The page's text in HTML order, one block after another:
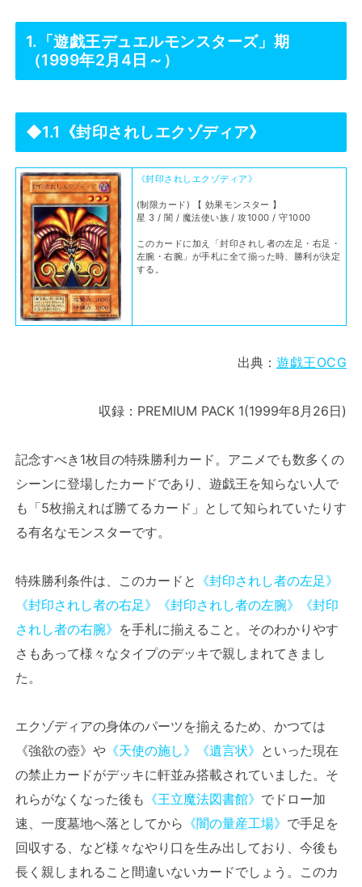
1.「遊戯王デュエルモンスターズ」期
（1999年2月4日～）
◆1.1《封印されしエクゾディア》
《封印されしエクゾディア》
(制限カード) 【 効果モンスター 】
星 3 / 闇 / 魔法使い族 / 攻1000 / 守1000
このカードに加え「封印されし者の左足・右足・
左腕・右腕」が手札に全て揃った時、勝利が決定
する。
出典：遊戯王OCG
収録：PREMIUM PACK 1(1999年8月26日)
記念すべき1枚目の特殊勝利カード。アニメでも数多くの
シーンに登場したカードであり、遊戯王を知らない人で
も「5枚揃えれば勝てるカード」として知られていたりす
る有名なモンスターです。
特殊勝利条件は、このカードと 《封印されし者の左足》
《封印されし者の右足》
《封印されし者の左腕》
《封印
されし者の右腕》 を手札に揃えること。そのわかりやす
さもあって様々なタイプのデッキで親しまれてきまし
た。
エクゾディアの身体のパーツを揃えるため、かつては
《強欲の壺》や 《天使の施し》 《遺言状》 といった現在
の禁止カードがデッキに軒並み搭載されていました。そ
れらがなくなった後も 《王立魔法図書館》 でドロー加
速、一度墓地へ落としてから 《闇の量産工場》 で手足を
回収する、など様々なやり口を生み出しており、今後も
長く親しまれること間違いないカードでしょう。このカ